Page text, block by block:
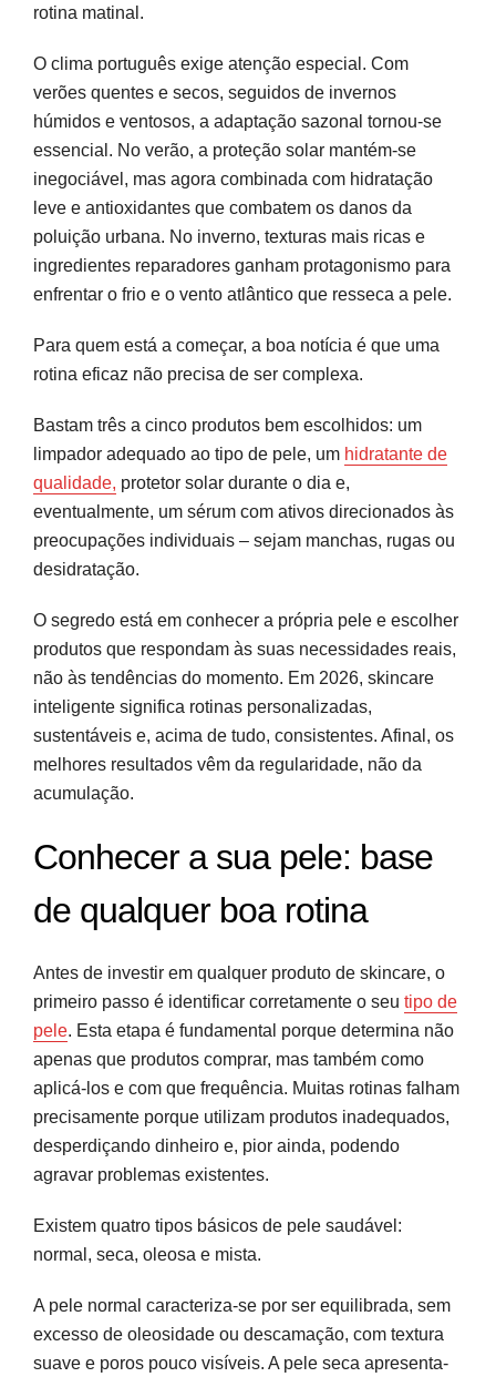
rotina matinal.
O clima português exige atenção especial. Com
verões quentes e secos, seguidos de invernos
húmidos e ventosos, a adaptação sazonal tornou-se
essencial. No verão, a proteção solar mantém-se
inegociável, mas agora combinada com hidratação
leve e antioxidantes que combatem os danos da
poluição urbana. No inverno, texturas mais ricas e
ingredientes reparadores ganham protagonismo para
enfrentar o frio e o vento atlântico que resseca a pele.
Para quem está a começar, a boa notícia é que uma
rotina eficaz não precisa de ser complexa.
Bastam três a cinco produtos bem escolhidos: um
limpador adequado ao tipo de pele, um hidratante de
qualidade, protetor solar durante o dia e,
eventualmente, um sérum com ativos direcionados às
preocupações individuais – sejam manchas, rugas ou
desidratação.
O segredo está em conhecer a própria pele e escolher
produtos que respondam às suas necessidades reais,
não às tendências do momento. Em 2026, skincare
inteligente significa rotinas personalizadas,
sustentáveis e, acima de tudo, consistentes. Afinal, os
melhores resultados vêm da regularidade, não da
acumulação.
Conhecer a sua pele: base
de qualquer boa rotina
Antes de investir em qualquer produto de skincare, o
primeiro passo é identificar corretamente o seu tipo de
pele. Esta etapa é fundamental porque determina não
apenas que produtos comprar, mas também como
aplicá-los e com que frequência. Muitas rotinas falham
precisamente porque utilizam produtos inadequados,
desperdiçando dinheiro e, pior ainda, podendo
agravar problemas existentes.
Existem quatro tipos básicos de pele saudável:
normal, seca, oleosa e mista.
A pele normal caracteriza-se por ser equilibrada, sem
excesso de oleosidade ou descamação, com textura
suave e poros pouco visíveis. A pele seca apresenta-